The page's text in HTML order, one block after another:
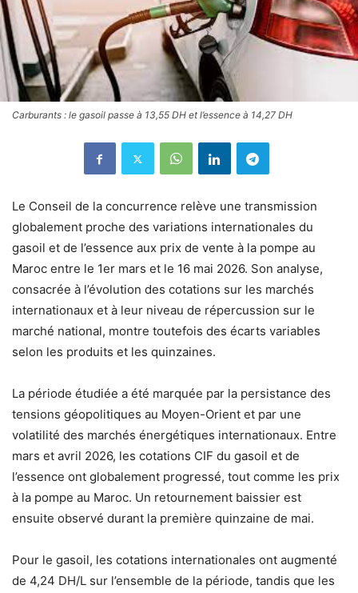
Carburants : le gasoil passe à 13,55 DH et l’essence à 14,27 DH
Le Conseil de la concurrence relève une transmission
globalement proche des variations internationales du
gasoil et de l’essence aux prix de vente à la pompe au
Maroc entre le 1er mars et le 16 mai 2026. Son analyse,
consacrée à l’évolution des cotations sur les marchés
internationaux et à leur niveau de répercussion sur le
marché national, montre toutefois des écarts variables
selon les produits et les quinzaines.
La période étudiée a été marquée par la persistance des
tensions géopolitiques au Moyen-Orient et par une
volatilité des marchés énergétiques internationaux. Entre
mars et avril 2026, les cotations CIF du gasoil et de
l’essence ont globalement progressé, tout comme les prix
à la pompe au Maroc. Un retournement baissier est
ensuite observé durant la première quinzaine de mai.
Pour le gasoil, les cotations internationales ont augmenté
de 4,24 DH/L sur l’ensemble de la période, tandis que les